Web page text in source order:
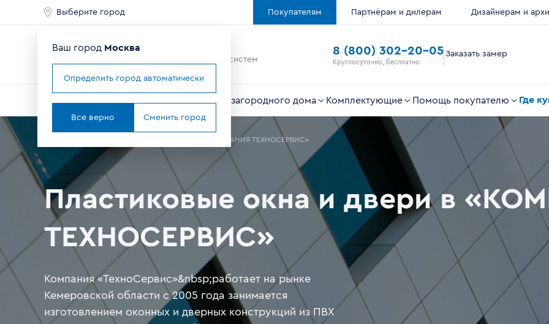
Выберите город Покупателям Партнёрам и дилерам Дизайнерам и
Ведущий мировой
производитель оконных систем
8 (800) 302-20-05
Круглосуточно, бесплатно
Заказать замер
Для загородного дома Комплектующие Помощь покупателю Где
«КОМПАНИЯ ТЕХНОСЕРВИС»
Пластиковые окна и двери в
ТЕХНОСЕРВИС»
Компания «ТехноСервис»&nbsp;работает на рынке
Кемеровской области с 2005 года занимается
изготовлением оконных и дверных конструкций из ПВХ
Ваш город Москва
Определить город автоматически
Все верно Сменить город